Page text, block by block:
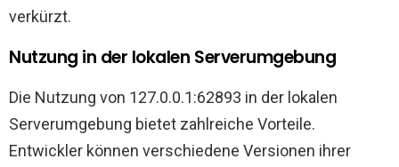
verkürzt.
Nutzung in der lokalen Serverumgebung
Die Nutzung von 127.0.0.1:62893 in der lokalen
Serverumgebung bietet zahlreiche Vorteile.
Entwickler können verschiedene Versionen ihrer